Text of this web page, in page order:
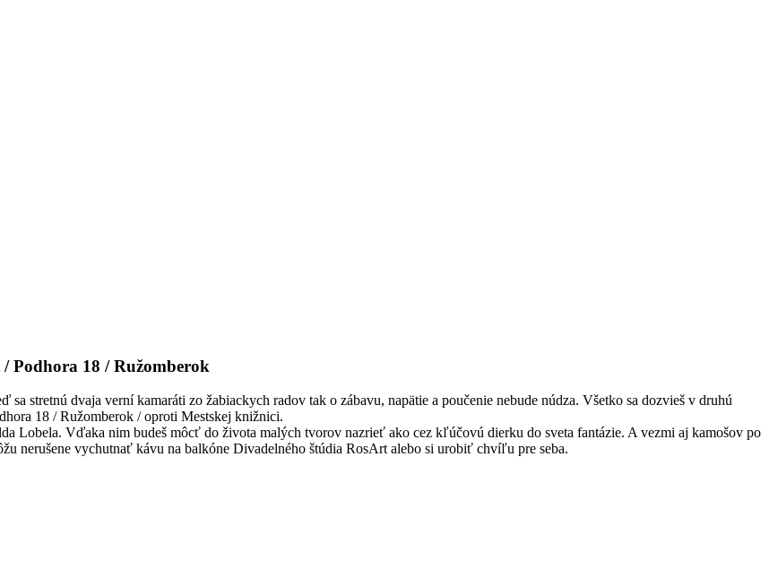
Podhora 18 / Ružomberok
stretnú dvaja verní kamaráti zo žabiackych radov tak o zábavu, napätie a poučenie nebude núdza. Všetko sa dozvieš v druhú
18 / Ružomberok / oproti Mestskej knižnici.
Lobela. Vďaka nim budeš môcť do života malých tvorov nazrieť ako cez kľúčovú dierku do sveta fantázie. A vezmi aj kamošov po
nerušene vychutnať kávu na balkóne Divadelného štúdia RosArt alebo si urobiť chvíľu pre seba.